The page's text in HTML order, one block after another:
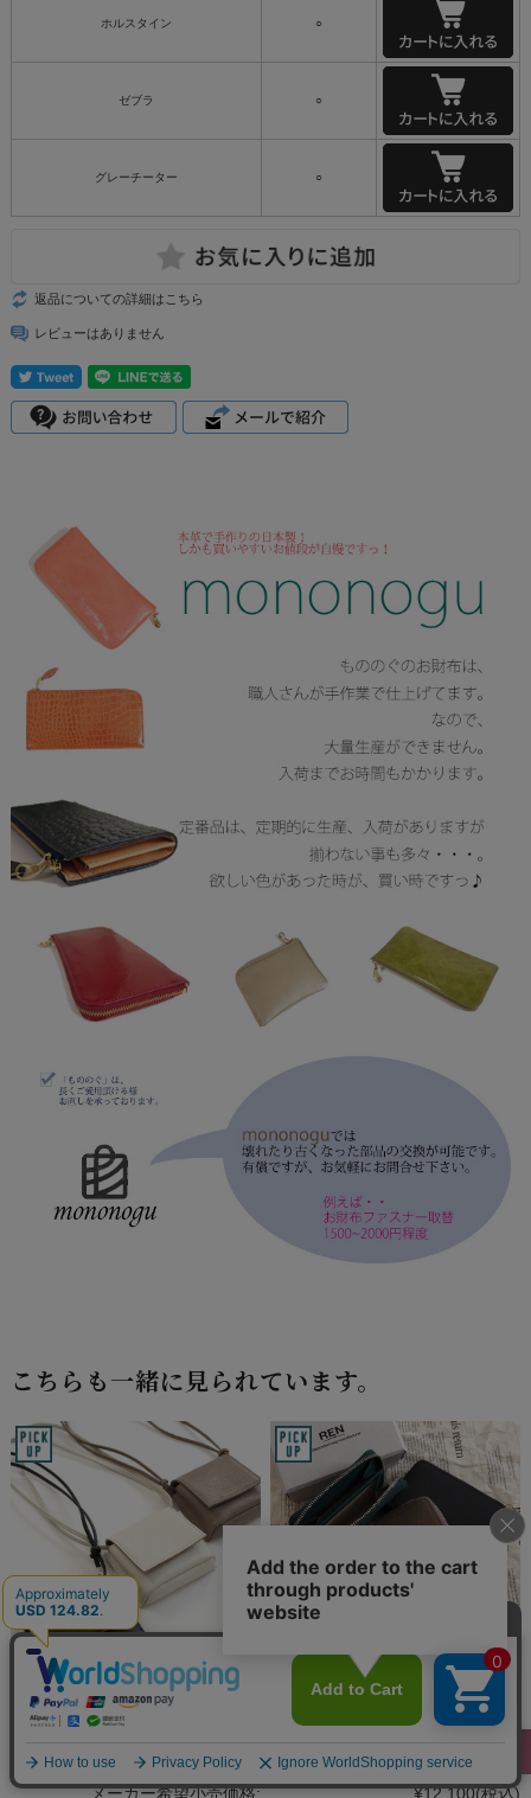
ホルスタイン ○
ゼブラ ○
グレーチーター ○
返品についての詳細はこちら
レビューはありません
こちらも一緒に見られています。
INCIPIT インキピット ミニウォ
レットショルダー キーポケット
メンズ レディース
メーカー希望小売価格:
REN レン コインパース 小銭入れ
本革 En エン レディース メンズ
3-53-21210
¥12,100(税込)